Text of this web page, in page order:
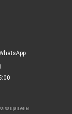
защищены